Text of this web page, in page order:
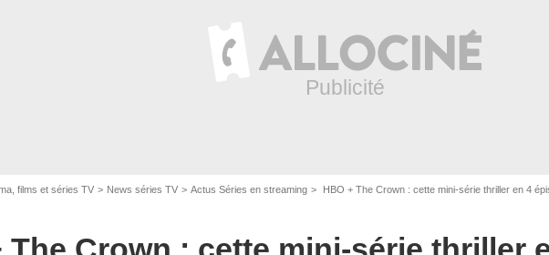
films et séries TV News séries TV Actus Séries en streaming HBO + The Crown : cette mini-série thriller en 4 épisodes